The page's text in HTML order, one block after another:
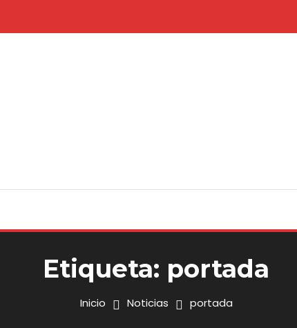
Etiqueta: portada
Inicio Noticias portada